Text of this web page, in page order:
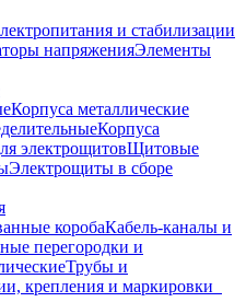
и стабилизации
напряженияЭлементы
Корпуса металлические
Корпуса
электрощитовЩитовые
Электрощиты в сборе
коробаКабель-каналы и
перегородки и
Трубы и
крепления и маркировки